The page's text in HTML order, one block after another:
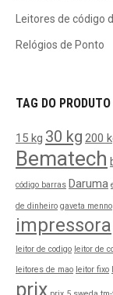
Leitores de código
Relógios de Ponto
TAG DO PRODUTO
15 kg 30 kg 200
Bematech
código barras Daruma
de dinheiro gaveta menno
impressora
leitor de codigo leitor de
leitores de mao leitor fixo
prix